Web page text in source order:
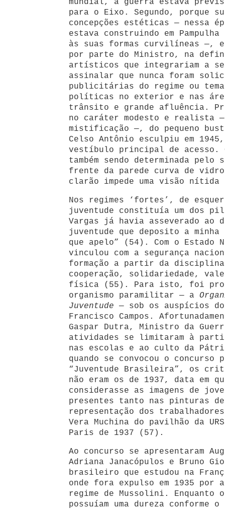
mundial, a guerra estava
para o Eixo. Segundo, porque
concepções estéticas — nessa
estava construindo em
às suas formas curvilíneas —,
por parte do Ministro, na
artísticos que integrariam a
assinalar que nunca foram
publicitárias do regime ou
políticas no exterior e nas
trânsito e grande afluência.
no caráter modesto e realista —
mistificação —, do pequeno
Celso Antônio esculpiu em
vestíbulo principal de acesso.
também sendo determinada pelo
frente da parede curva de
clarão impede uma visão
Nos regimes ‘fortes’, de
juventude constituía um dos
Vargas já havia asseverado ao
juventude que deposito a
que apelo” (54). Com o Estado
vinculou com a segurança
formação a partir da
cooperação, solidariedade,
física (55). Para isto, foi
organismo paramilitar — a
Juventude — sob os auspícios
Francisco Campos.
Gaspar Dutra, Ministro da
atividades se limitaram à
nas escolas e ao culto da
quando se convocou o
“Juventude Brasileira”, os
não eram os de 1937, data em
considerasse as imagens de
presentes tanto nas pinturas de
representação dos
Vera Muchina do pavilhão da
Paris de 1937 (57).
Ao concurso se apresentaram
Adriana Janacópulos e Bruno
brasileiro que estudou na
onde fora expulso em 1935 por
regime de Mussolini. Enquanto
possuíam uma dureza conforme